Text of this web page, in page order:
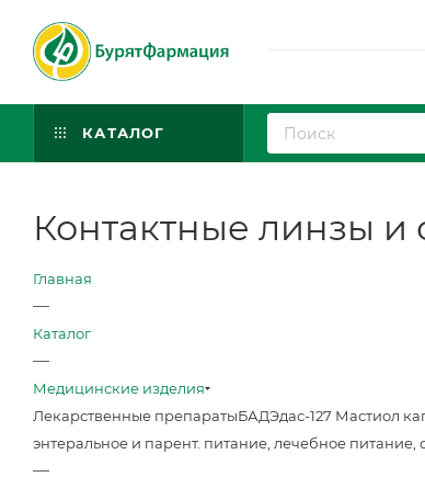
КАТАЛОГ
Контактные линзы и
Главная
—
Каталог
—
Медицинские изделия
Лекарственные препаратыБАДЭдас-127 Мастиол
энтеральное и парент. питание, лечебное питание,
—